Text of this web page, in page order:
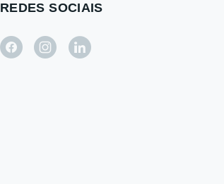
REDES SOCIAIS